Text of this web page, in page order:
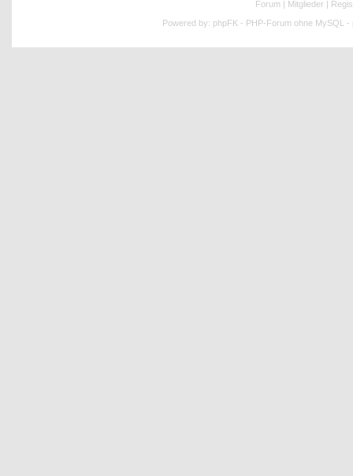
Forum | Mitglieder |
Powered by: phpFK - PHP-Forum ohne MySQL -